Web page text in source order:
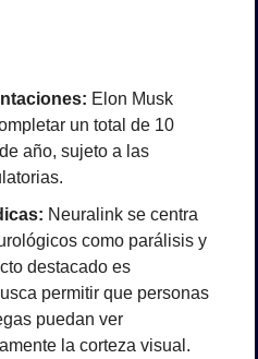
Elon Musk
un total de 10
año, sujeto a las
Neuralink se centra
como parálisis y
destacado es
permitir que personas
puedan ver
la corteza visual.